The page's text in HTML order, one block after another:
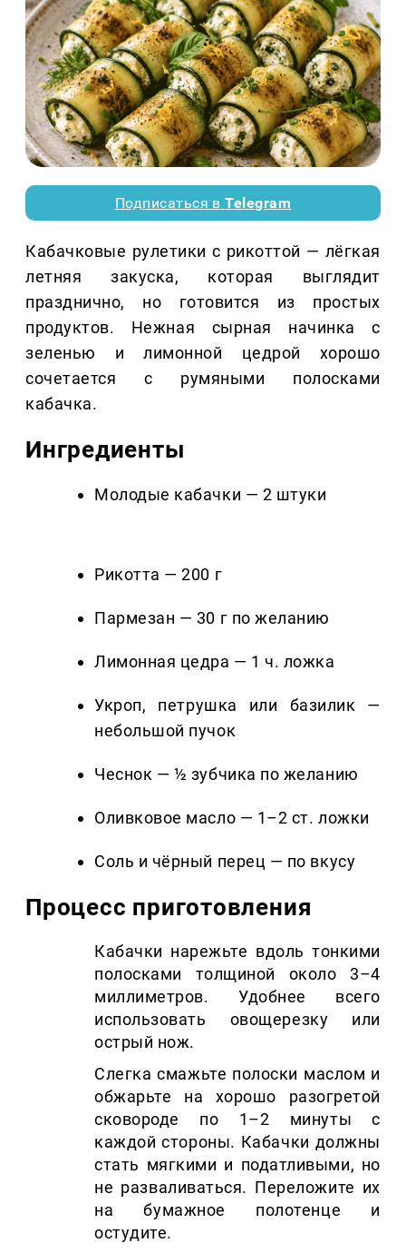
Подписаться вTelegram
Кабачковые рулетики с рикоттой — лёгкая
летняя закуска, которая выглядит
празднично, но готовится из простых
продуктов. Нежная сырная начинка с
зеленью и лимонной цедрой хорошо
сочетается с румяными полосками
кабачка.
Ингредиенты
Молодые кабачки — 2 штуки
Рикотта — 200 г
Пармезан — 30 г по желанию
Лимонная цедра — 1 ч. ложка
Укроп, петрушка или базилик —
небольшой пучок
Чеснок — ½ зубчика по желанию
Оливковое масло — 1–2 ст. ложки
Соль и чёрный перец — по вкусу
Процесс приготовления
Кабачки нарежьте вдоль тонкими
полосками толщиной около 3–4
миллиметров. Удобнее всего
использовать овощерезку или
острый нож.
Слегка смажьте полоски маслом и
обжарьте на хорошо разогретой
сковороде по 1–2 минуты с
каждой стороны. Кабачки должны
стать мягкими и податливыми, но
не разваливаться. Переложите их
на бумажное полотенце и
остудите.